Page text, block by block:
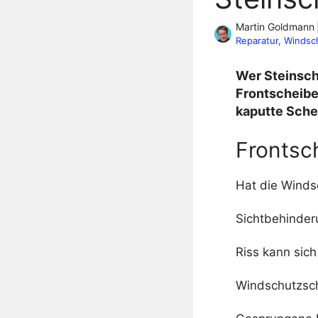
Martin Goldmann
Reparatur,
Wer
kaputte
Hat die
Riss kann